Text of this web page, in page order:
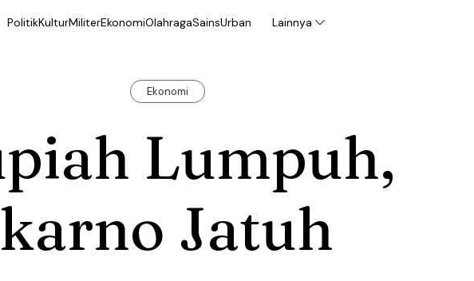
PolitikKulturMiliterEkonomiOlahragaSainsUrban Lainnya
Ekonomi
Lumpuh,
Jatuh